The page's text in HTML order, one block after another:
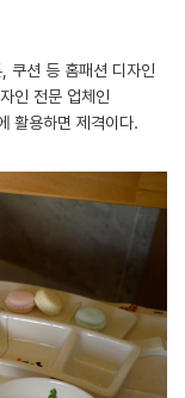
쿠션 등 홈패션 디자인
인 전문 업체인
활용하면 제격이다.